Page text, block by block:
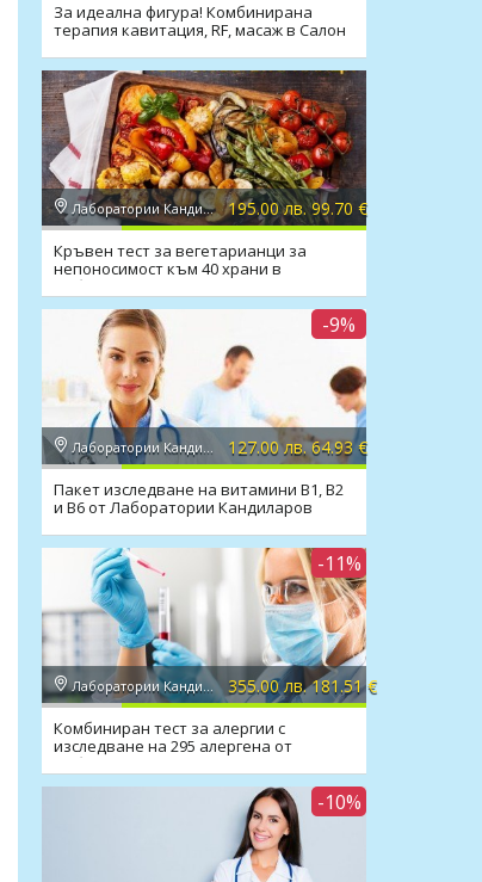
За идеална фигура! Комбинирана
терапия кавитация, RF, масаж в Салон
Лаборатории Кандиларов 195.00 лв. 99.70 €
Кръвен тест за вегетарианци за
непоносимост към 40 храни в
Лаборатории Кандиларов
-9%
Лаборатории Кандиларов 127.00 лв. 64.93 €
Пакет изследване на витамини В1, В2
и В6 от Лаборатории Кандиларов
-11%
Лаборатории Кандиларов 355.00 лв. 181.51 €
Комбиниран тест за алергии с
изследване на 295 алергена от
Лаборатории Кандиларов
-10%